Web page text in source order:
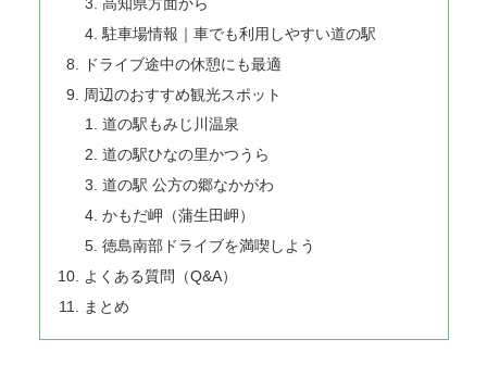
駐車場情報｜車でも利用しやすい道の駅
ドライブ途中の休憩にも最適
周辺のおすすめ観光スポット
道の駅もみじ川温泉
道の駅ひなの里かつうら
道の駅 公方の郷なかがわ
かもだ岬（蒲生田岬）
徳島南部ドライブを満喫しよう
よくある質問（Q&A）
まとめ